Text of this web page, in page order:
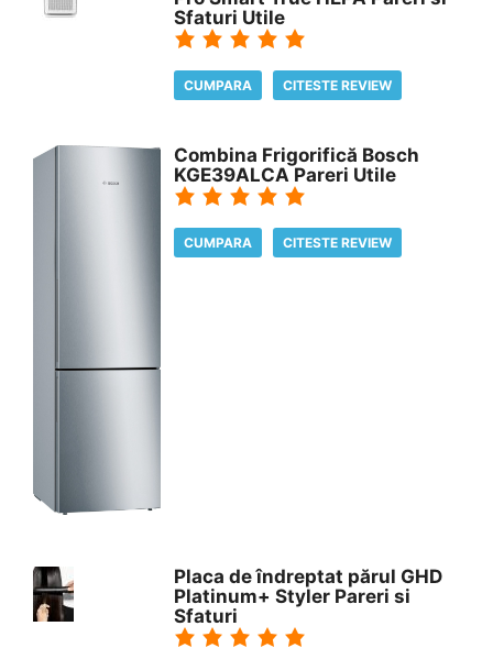
Sfaturi Utile
CUMPARA CITESTE REVIEW
Combina Frigorifică Bosch
KGE39ALCA Pareri Utile
CUMPARA CITESTE REVIEW
Placa de îndreptat părul GHD
Platinum+ Styler Pareri si
Sfaturi